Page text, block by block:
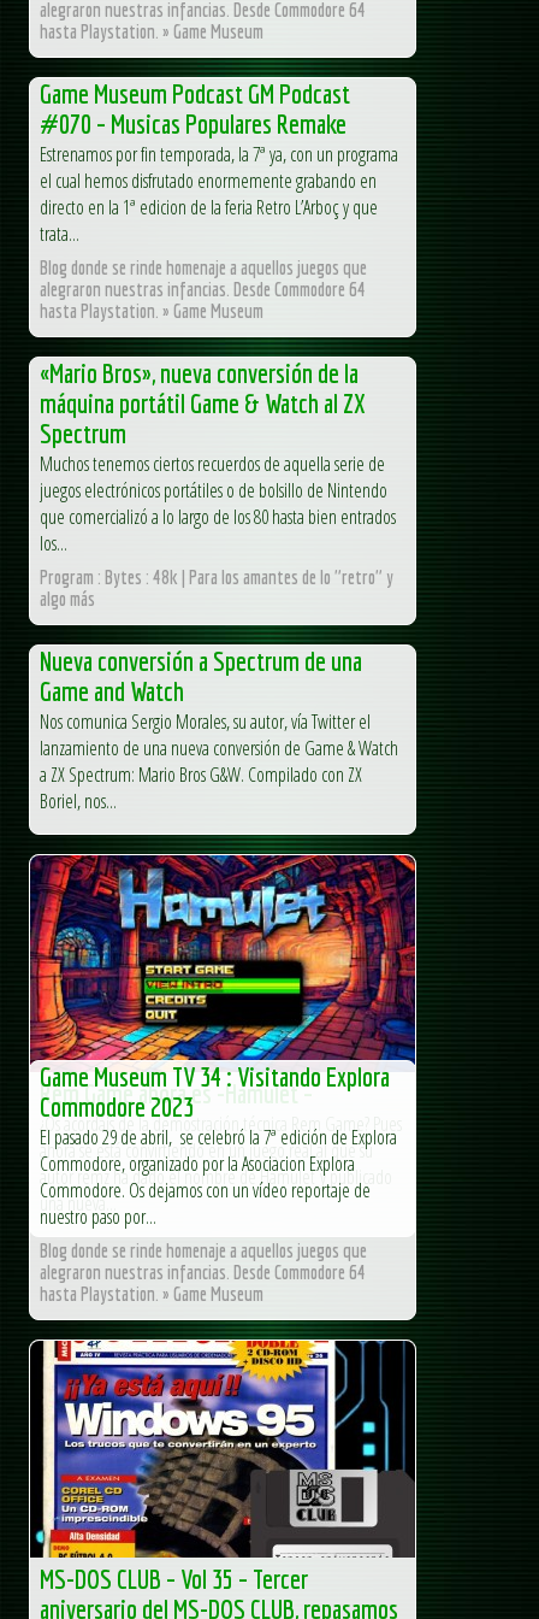
alegraron nuestras infancias. Desde Commodore 64
hasta Playstation. » Game Museum
Game Museum Podcast GM Podcast
#070 – Musicas Populares Remake
Estrenamos por fin temporada, la 7ª ya, con un programa
el cual hemos disfrutado enormemente grabando en
directo en la 1ª edicion de la feria Retro L’Arboç y que
trata...
Blog donde se rinde homenaje a aquellos juegos que
alegraron nuestras infancias. Desde Commodore 64
hasta Playstation. » Game Museum
«Mario Bros», nueva conversión de la
máquina portátil Game & Watch al ZX
Spectrum
Muchos tenemos ciertos recuerdos de aquella serie de
juegos electrónicos portátiles o de bolsillo de Nintendo
que comercializó a lo largo de los 80 hasta bien entrados
los...
Program : Bytes : 48k | Para los amantes de lo "retro" y
algo más
Nueva conversión a Spectrum de una
Game and Watch
Nos comunica Sergio Morales, su autor, vía Twitter el
lanzamiento de una nueva conversión de Game & Watch
a ZX Spectrum: Mario Bros G&W. Compilado con ZX
Boriel, nos...
Rem Game ahora es -Hamulet –
¿Os acordáis de la demostración técnica Rem Game? Pues
ahora se está convirtiendo en un juego real al que su
autor remz ha dado el nombre de Hamulet y publicado
una nueva...
Game Museum TV 34 : Visitando Explora
Commodore 2023
El pasado 29 de abril, se celebró la 7ª edición de Explora
Commodore, organizado por la Asociacion Explora
Commodore. Os dejamos con un vídeo reportaje de
nuestro paso por...
Blog donde se rinde homenaje a aquellos juegos que
alegraron nuestras infancias. Desde Commodore 64
hasta Playstation. » Game Museum
MS-DOS CLUB – Vol 35 – Tercer
aniversario del MS-DOS CLUB, repasamos